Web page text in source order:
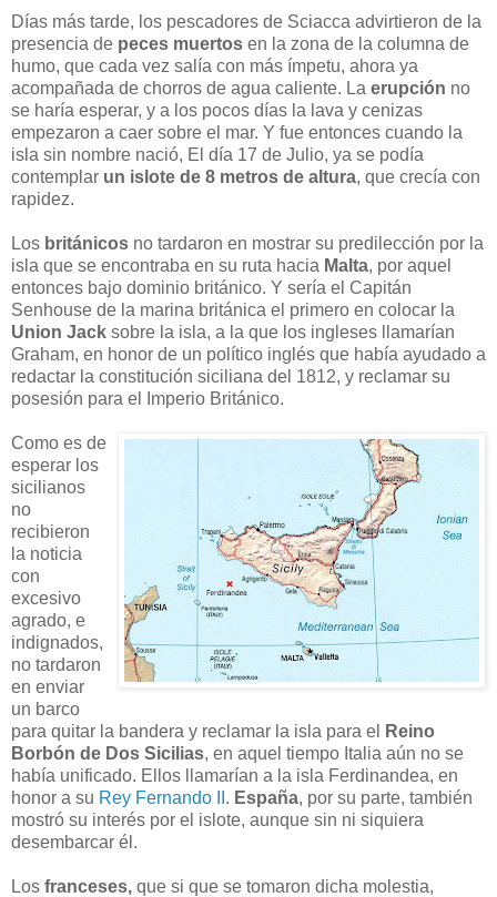
Días más tarde, los pescadores de Sciacca advirtieron de la
presencia de peces muertos en la zona de la columna de
humo, que cada vez salía con más ímpetu, ahora ya
acompañada de chorros de agua caliente. La erupción no
se haría esperar, y a los pocos días la lava y cenizas
empezaron a caer sobre el mar. Y fue entonces cuando la
isla sin nombre nació, El día 17 de Julio, ya se podía
contemplar un islote de 8 metros de altura, que crecía con
rapidez.
Los británicos no tardaron en mostrar su predilección por la
isla que se encontraba en su ruta hacia Malta, por aquel
entonces bajo dominio británico. Y sería el Capitán
Senhouse de la marina británica el primero en colocar la
Union Jack sobre la isla, a la que los ingleses llamarían
Graham, en honor de un político inglés que había ayudado a
redactar la constitución siciliana del 1812, y reclamar su
posesión para el Imperio Británico.
Como es de
esperar los
sicilianos
no
recibieron
la noticia
con
excesivo
agrado, e
indignados,
no tardaron
en enviar
un barco
para quitar la bandera y reclamar la isla para el
Reino
Borbón de Dos Sicilias, en aquel tiempo Italia aún no se
había unificado. Ellos llamarían a la isla Ferdinandea, en
honor a su Rey Fernando II . España, por su parte, también
mostró su interés por el islote, aunque sin ni siquiera
desembarcar él.
Los franceses, que si que se tomaron dicha molestia,